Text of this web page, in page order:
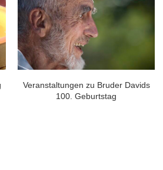
Eine Minute für den Frieden – 100
+...